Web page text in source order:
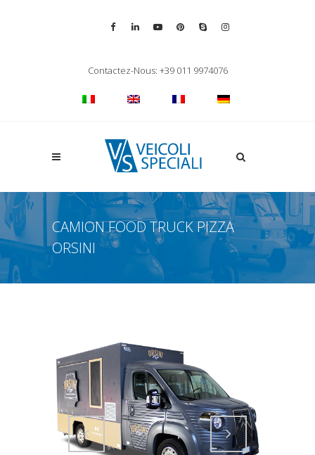
Contactez-Nous: +39 011 9974076
Apri la ricerca
CAMION FOOD TRUCK PIZZA
ORSINI
Attiva comando Attiva comando